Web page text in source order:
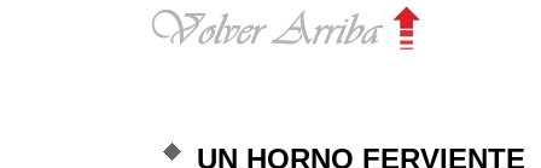
UN HORNO FERVIENTE